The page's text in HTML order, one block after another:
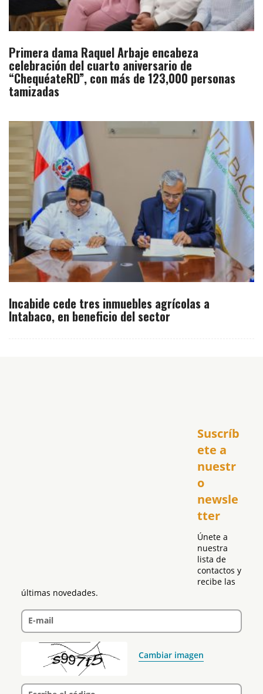
Primera dama Raquel Arbaje encabeza
celebración del cuarto aniversario de
“ChequéateRD”, con más de 123,000 personas
tamizadas
Incabide cede tres inmuebles agrícolas a
Intabaco, en beneficio del sector
Suscríb
ete a
nuestr
o
newsle
tter
Únete a
nuestra
lista de
contactos y
recibe las
últimas novedades.
E-mail
Cambiar imagen